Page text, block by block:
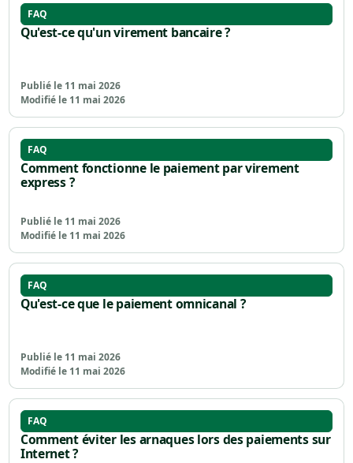
FAQ
Qu'est-ce qu'un virement bancaire ?
Publié le 11 mai 2026
Modifié le 11 mai 2026
FAQ
Comment fonctionne le paiement par virement
express ?
Publié le 11 mai 2026
Modifié le 11 mai 2026
FAQ
Qu'est-ce que le paiement omnicanal ?
Publié le 11 mai 2026
Modifié le 11 mai 2026
FAQ
Comment éviter les arnaques lors des paiements sur
Internet ?